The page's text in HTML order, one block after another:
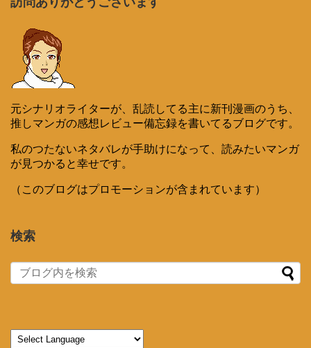
元シナリオライターが、乱読してる主に新刊漫画のうち、
推しマンガの感想レビュー備忘録を書いてるブログです。
私のつたないネタバレが手助けになって、読みたいマンガ
が見つかると幸せです。
（このブログはプロモーションが含まれています）
検索